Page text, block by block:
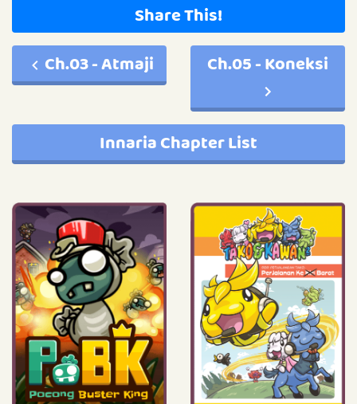
Share This!
Ch.03 - Atmaji
Ch.05 - Koneksi
Innaria Chapter List